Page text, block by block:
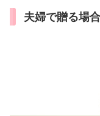
夫婦で贈る場合